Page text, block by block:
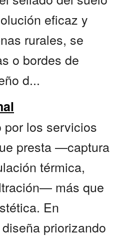
eficaz y
rurales, se
o bordes de
d...
por los servicios
presta —captura
térmica,
más que
En
priorizando